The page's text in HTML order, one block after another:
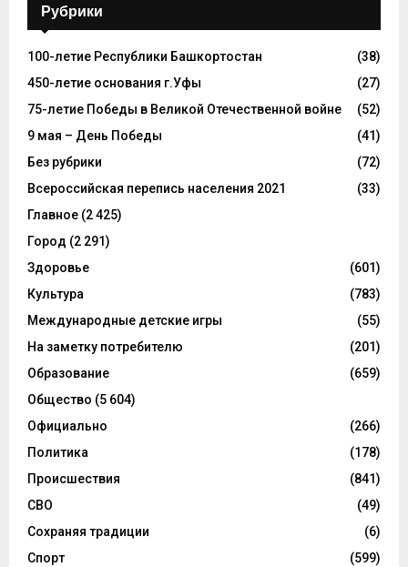
Рубрики
100-летие Республики Башкортостан
(38)
450-летие основания г.Уфы
(27)
75-летие Победы в Великой Отечественной войне
(52)
9 мая – День Победы
(41)
Без рубрики
(72)
Всероссийская перепись населения 2021
(33)
Главное (2 425)
Город (2 291)
Здоровье
(601)
Культура
(783)
Международные детские игры
(55)
На заметку потребителю
(201)
Образование
(659)
Общество (5 604)
Официально
(266)
Политика
(178)
Происшествия
(841)
СВО
(49)
Сохраняя традиции
(6)
Спорт
(599)